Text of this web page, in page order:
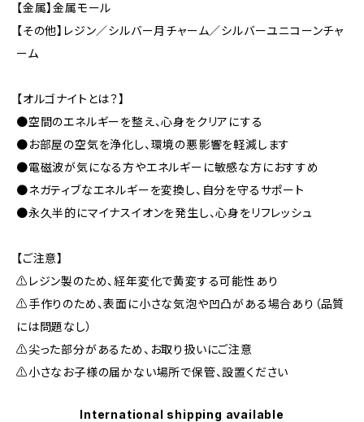
【金属】金属モール
【その他】レジン／シルバー月チャーム／シルバーユニコーンチャ
ーム
【オルゴナイトとは？】
●空間のエネルギーを整え、心身をクリアにする
●お部屋の空気を浄化し、環境の悪影響を軽減します
●電磁波が気になる方やエネルギーに敏感な方におすすめ
●ネガティブなエネルギーを変換し、自分を守るサポート
●永久半的にマイナスイオンを発生し、心身をリフレッシュ
【ご注意】
⚠レジン製のため、経年変化で黄変する可能性あり
⚠手作りのため、表面に小さな気泡や凹凸がある場合あり（品質
には問題なし）
⚠尖った部分があるため、お取り扱いにご注意
⚠小さなお子様の届かない場所で保管、設置ください
International shipping available